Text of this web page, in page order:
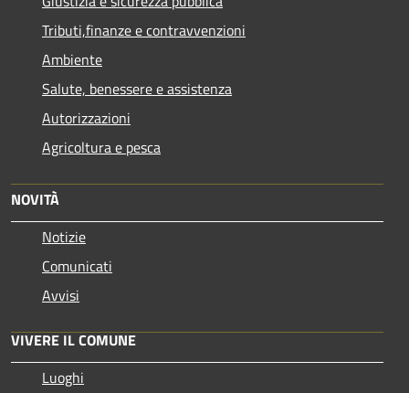
Tributi,finanze e contravvenzioni
Ambiente
Salute, benessere e assistenza
Autorizzazioni
Agricoltura e pesca
NOVITÀ
Notizie
Comunicati
Avvisi
VIVERE IL COMUNE
Luoghi